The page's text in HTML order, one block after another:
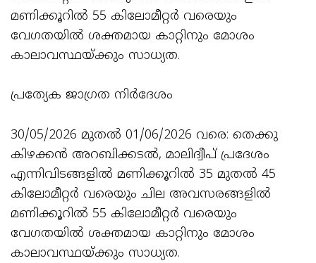
മണിക്കൂറിൽ 55 കിലോമീറ്റർ വരെയും
വേഗതയിൽ ശക്തമായ കാറ്റിനും മോശം
കാലാവസ്ഥയ്ക്കും സാധ്യത.
പ്രത്യേക ജാഗ്രത നിർദേശം
30/05/2026 മുതൽ 01/06/2026 വരെ: തെക്കു
കിഴക്കൻ അറബിക്കടൽ, മാലിദ്വീപ് പ്രദേശം
എന്നിവിടങ്ങളിൽ മണിക്കൂറിൽ 35 മുതൽ 45
കിലോമീറ്റർ വരെയും ചില അവസരങ്ങളിൽ
മണിക്കൂറിൽ 55 കിലോമീറ്റർ വരെയും
വേഗതയിൽ ശക്തമായ കാറ്റിനും മോശം
കാലാവസ്ഥയ്ക്കും സാധ്യത.